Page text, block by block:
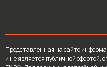
Представленная на сайте
и не является публичной офертой,